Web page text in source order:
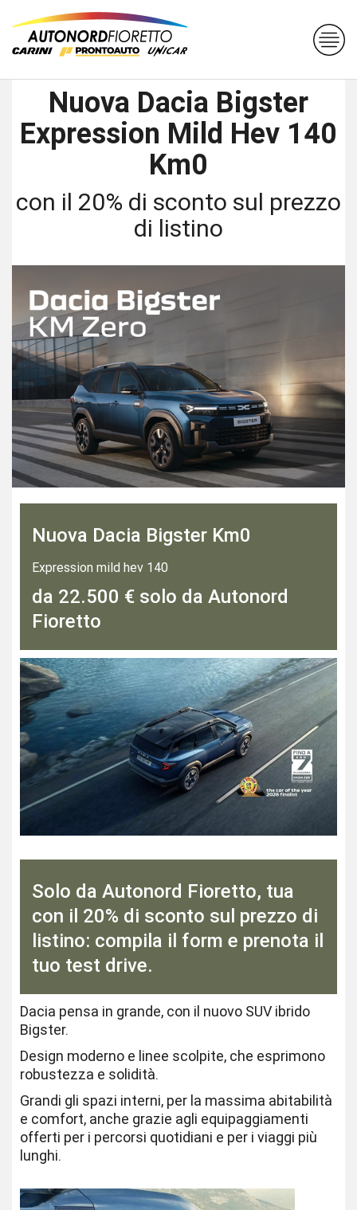
Nuova Dacia Bigster
Expression Mild Hev 140
Km0
con il 20% di sconto sul prezzo
di listino
Nuova Dacia Bigster Km0
Expression mild hev 140
da 22.500 € solo da Autonord
Fioretto
Solo da Autonord Fioretto, tua
con il 20% di sconto sul prezzo di
listino: compila il form e prenota il
tuo test drive.
Dacia pensa in grande, con il nuovo SUV ibrido
Bigster.
Design moderno e linee scolpite, che esprimono
robustezza e solidità.
Grandi gli spazi interni, per la massima abitabilità
e comfort, anche grazie agli equipaggiamenti
offerti per i percorsi quotidiani e per i viaggi più
lunghi.